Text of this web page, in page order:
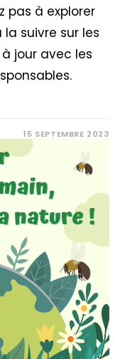
pas à explorer
suivre sur les
jour avec les
15 SEPTEMBRE 2023